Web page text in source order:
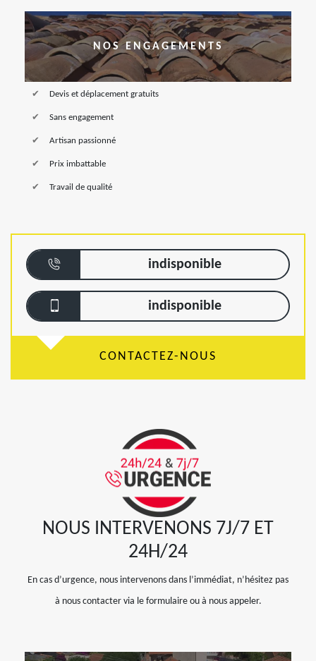
NOS ENGAGEMENTS
Devis et déplacement gratuits
Sans engagement
Artisan passionné
Prix imbattable
Travail de qualité
indisponible
indisponible
CONTACTEZ-NOUS
NOUS INTERVENONS 7J/7 ET
24H/24
En cas d’urgence, nous intervenons dans l’immédiat, n’hésitez pas
à nous contacter via le formulaire ou à nous appeler.